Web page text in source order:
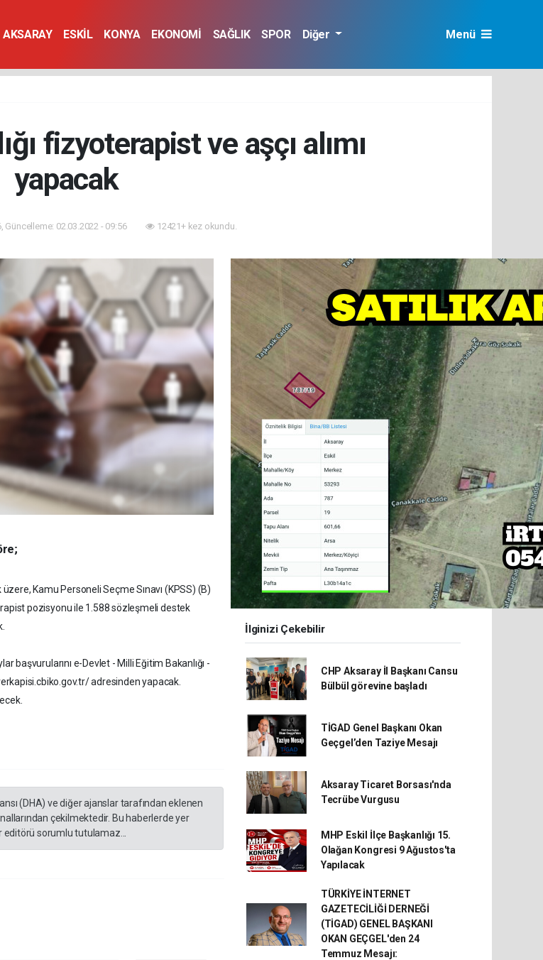
AKSARAY ESKİL KONYA EKONOMİ SAĞLIK SPOR Diğer Menü
fizyoterapist ve aşçı alımı
yapacak
Güncelleme: 02.03.2022 - 09:56 12421+ kez okundu.
Kamu Personeli Seçme Sınavı (KPSS) (B)
pozisyonu ile 1.588 sözleşmeli destek
başvurularını e-Devlet - Milli Eğitim Bakanlığı -
adresinden yapacak.
(DHA) ve diğer ajanslar tarafından eklenen
çekilmektedir. Bu haberlerde yer
sorumlu tutulamaz...
İlginizi Çekebilir
CHP Aksaray İl Başkanı Cansu
Bülbül görevine başladı
TİGAD Genel Başkanı Okan
Geçgel’den Taziye Mesajı
Aksaray Ticaret Borsası'nda
Tecrübe Vurgusu
MHP Eskil İlçe Başkanlığı 15.
Olağan Kongresi 9 Ağustos'ta
Yapılacak
TÜRKİYE İNTERNET
GAZETECİLİĞİ DERNEĞİ
(TİGAD) GENEL BAŞKANI
OKAN GEÇGEL'den 24
Temmuz Mesajı: